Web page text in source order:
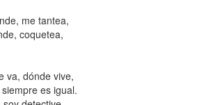
me tantea,
coquetea,
va, dónde vive,
es igual.